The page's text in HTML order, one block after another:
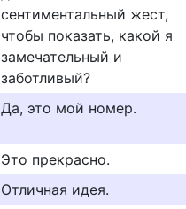
сентиментальный жест,
чтобы показать, какой я
замечательный и
заботливый?
Да, это мой номер.
Это прекрасно.
Отличная идея.